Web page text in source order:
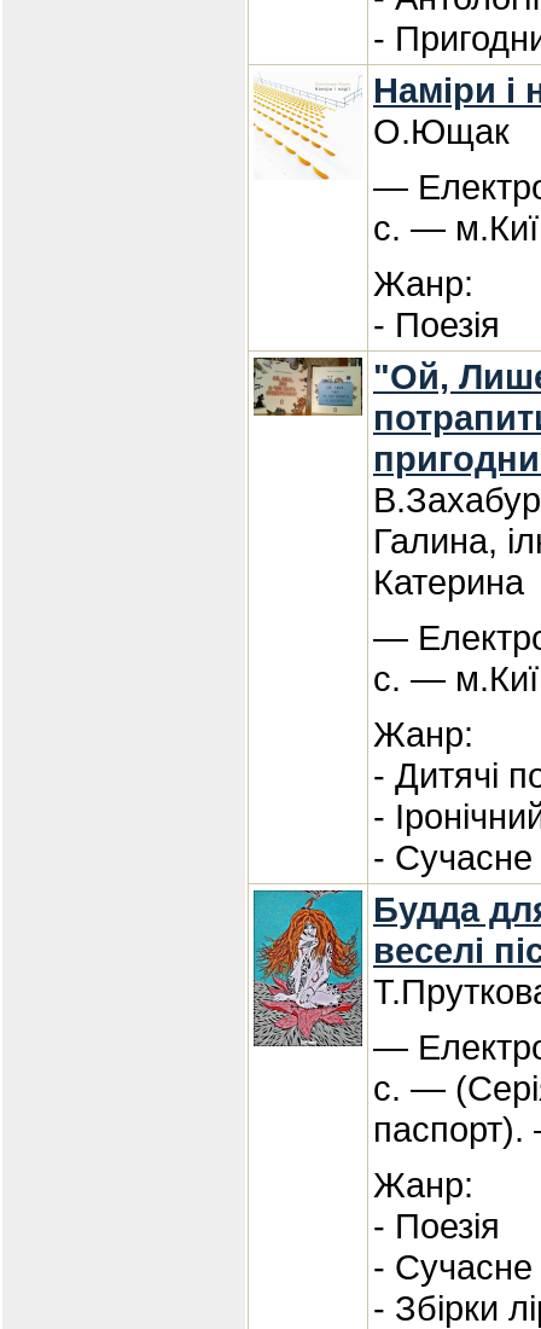
-
Наміри і
О.Ющак
—
с. —
Жанр:
- Поезія
"Ой,
Галина,
Катерина
—
с. —
Жанр:
- Дитячі
-
- Сучасне
Будда
веселі
—
с. —
Жанр:
- Поезія
- Сучасне
- Збірки